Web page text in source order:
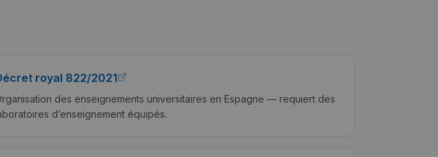
royal 822/2021
des enseignements universitaires en Espagne — requiert des
d’enseignement équipés.